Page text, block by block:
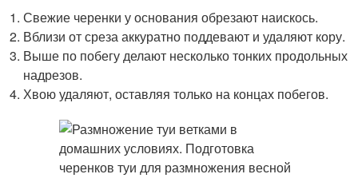
Свежие черенки у основания обрезают наискось.
Вблизи от среза аккуратно поддевают и удаляют кору.
Выше по побегу делают несколько тонких продольных
надрезов.
Хвою удаляют, оставляя только на концах побегов.